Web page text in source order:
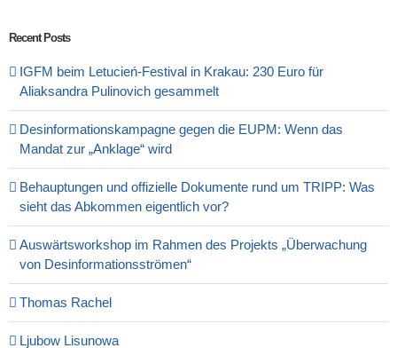
Recent Posts
IGFM beim Letucień-Festival in Krakau: 230 Euro für
Aliaksandra Pulinovich gesammelt
Desinformationskampagne gegen die EUPM: Wenn das
Mandat zur „Anklage“ wird
Behauptungen und offizielle Dokumente rund um TRIPP: Was
sieht das Abkommen eigentlich vor?
Auswärtsworkshop im Rahmen des Projekts „Überwachung
von Desinformationsströmen“
Thomas Rachel
Ljubow Lisunowa